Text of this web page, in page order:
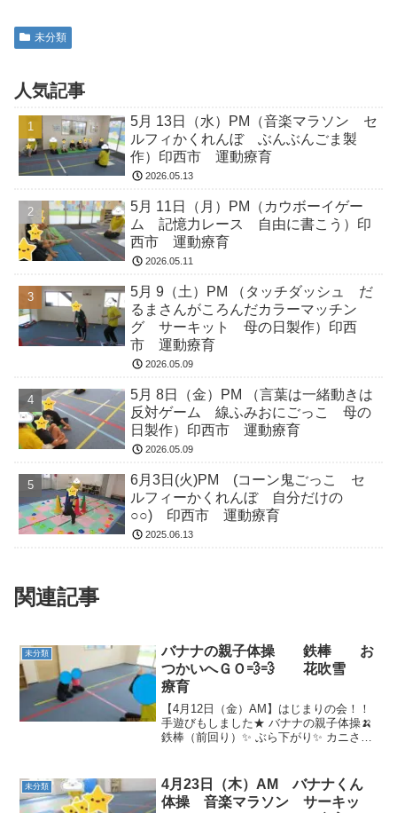
未分類
人気記事
5月 13日（水）PM（音楽マラソン セ
ルフィかくれんぼ ぶんぶんごま製
作）印西市 運動療育
2026.05.13
5月 11日（月）PM（カウボーイゲー
ム 記憶力レース 自由に書こう）印
西市 運動療育
2026.05.11
5月 9（土）PM （タッチダッシュ だ
るまさんがころんだカラーマッチン
グ サーキット 母の日製作）印西
市 運動療育
2026.05.09
5月 8日（金）PM （言葉は一緒動きは
反対ゲーム 線ふみおにごっこ 母の
日製作）印西市 運動療育
2026.05.09
6月3日(火)PM (コーン鬼ごっこ セ
ルフィーかくれんぼ 自分だけの
○○) 印西市 運動療育
2025.06.13
関連記事
未分類
バナナの親子体操 鉄棒 お
つかいへＧＯ💨💨 花吹雪
療育
【4月12日（金）AM】はじまりの会！！
手遊びもしました★ バナナの親子体操🍌
鉄棒（前回り）✨ ぶら下がり✨ カニさん
した🚌楽しかったね(*´▽｀*) シール...
未分類
4月23日（木）AM バナナくん
体操 音楽マラソン サーキッ